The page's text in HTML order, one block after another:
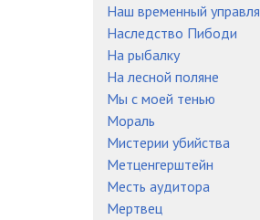
Наш временный
Наследство Пибоди
На рыбалку
На лесной поляне
Мы с моей тенью
Мораль
Мистерии убийства
Метценгерштейн
Месть аудитора
Мертвец